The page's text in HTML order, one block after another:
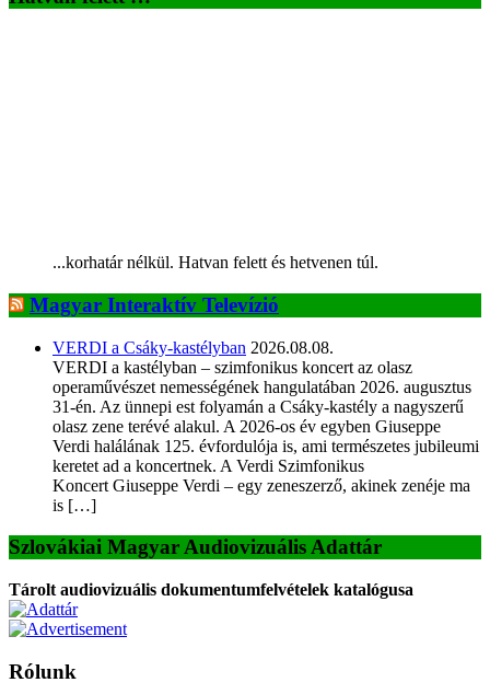
...korhatár nélkül. Hatvan felett és hetvenen túl.
Magyar Interaktív Televízió
VERDI a Csáky-kastélyban 2026.08.08.
VERDI a kastélyban – szimfonikus koncert az olasz
operaművészet nemességének hangulatában 2026. augusztus
31-én. Az ünnepi est folyamán a Csáky-kastély a nagyszerű
olasz zene terévé alakul. A 2026-os év egyben Giuseppe
Verdi halálának 125. évfordulója is, ami természetes jubileumi
keretet ad a koncertnek. A Verdi Szimfonikus
Koncert Giuseppe Verdi – egy zeneszerző, akinek zenéje ma
is […]
Szlovákiai Magyar Audiovizuális Adattár
Tárolt audiovizuális dokumentumfelvételek katalógusa
Rólunk